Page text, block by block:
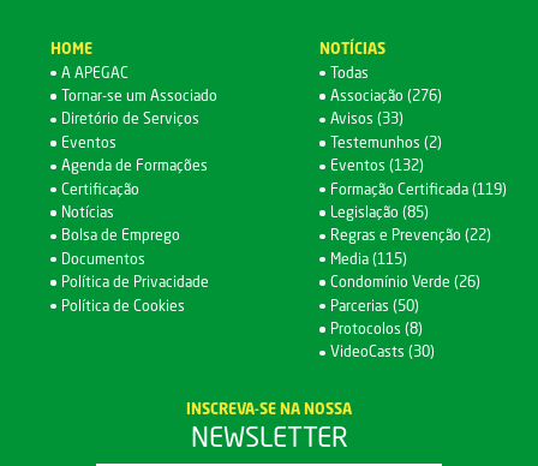
HOME
A APEGAC
Tornar-se um Associado
Diretório de Serviços
Eventos
Agenda de Formações
Certificação
Notícias
Bolsa de Emprego
Documentos
Política de Privacidade
Política de Cookies
NOTÍCIAS
Todas
Associação (276)
Avisos (33)
Testemunhos (2)
Eventos (132)
Formação Certificada (119)
Legislação (85)
Regras e Prevenção (22)
Media (115)
Condomínio Verde (26)
Parcerias (50)
Protocolos (8)
VideoCasts (30)
INSCREVA-SE NA NOSSA
NEWSLETTER